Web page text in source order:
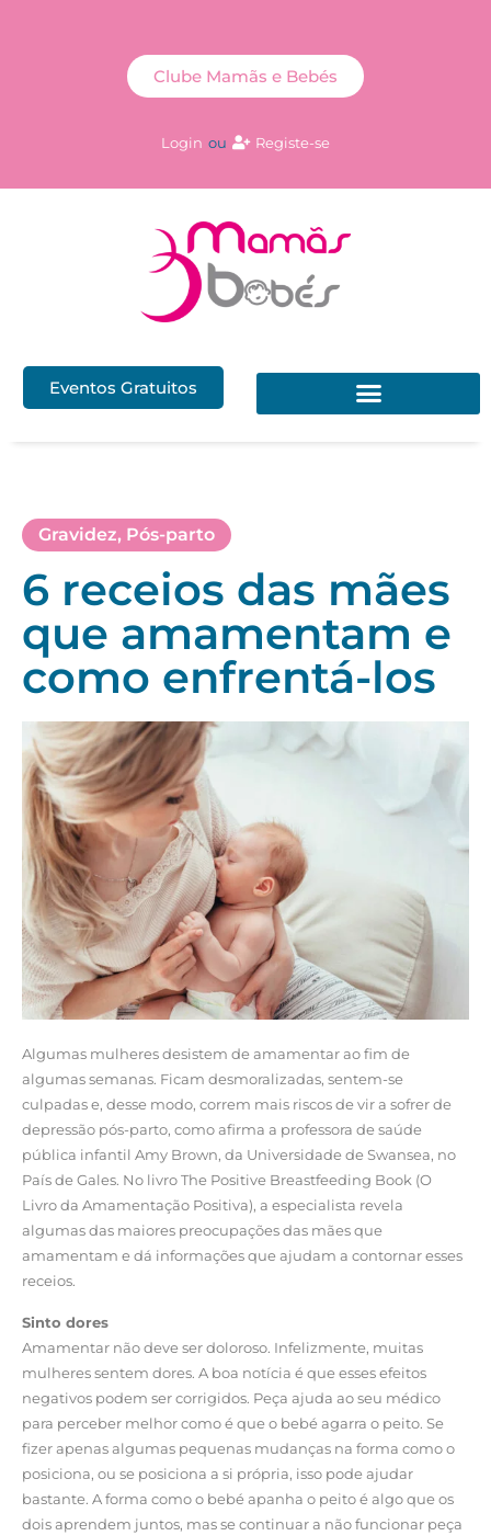
Login ou Registe-se
Clube Mamãs e Bebés
Eventos Gratuitos
Gravidez, Pós-parto
6 receios das mães
que amamentam e
como enfrentá-los
Algumas mulheres desistem de amamentar ao fim de
algumas semanas. Ficam desmoralizadas, sentem-se
culpadas e, desse modo, correm mais riscos de vir a sofrer de
depressão pós-parto, como afirma a professora de saúde
pública infantil Amy Brown, da Universidade de Swansea, no
País de Gales. No livro The Positive Breastfeeding Book (O
Livro da Amamentação Positiva), a especialista revela
algumas das maiores preocupações das mães que
amamentam e dá informações que ajudam a contornar esses
receios.
Sinto dores
Amamentar não deve ser doloroso. Infelizmente, muitas
mulheres sentem dores. A boa notícia é que esses efeitos
negativos podem ser corrigidos. Peça ajuda ao seu médico
para perceber melhor como é que o bebé agarra o peito. Se
fizer apenas algumas pequenas mudanças na forma como o
posiciona, ou se posiciona a si própria, isso pode ajudar
bastante. A forma como o bebé apanha o peito é algo que os
dois aprendem juntos, mas se continuar a não funcionar peça